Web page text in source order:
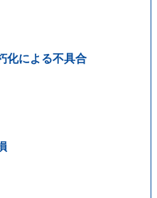
化による不具合